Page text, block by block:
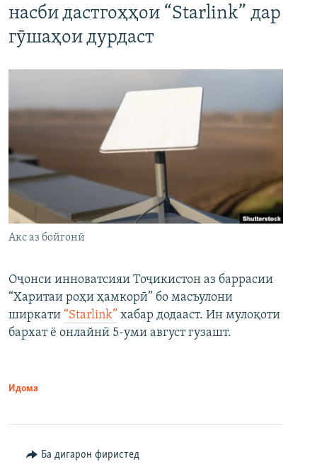
насби дастгоҳҳои “Starlink” дар
гӯшаҳои дурдаст
Акс аз бойгонӣ
Оҷонси инноватсияи Тоҷикистон аз баррасии
“Харитаи роҳи ҳамкорӣ” бо масъулони
ширкати “Starlink” хабар додааст. Ин мулоқоти
бархат ё онлайнӣ 5-уми август гузашт.
Идома
Ба дигарон фиристед